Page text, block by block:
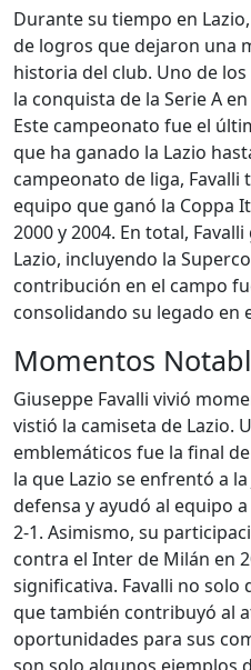
Durante su tiempo en
de logros que dejaron una
historia del club. Uno de
la conquista de la Serie A
Este campeonato fue el
que ha ganado la Lazio
campeonato de liga,
equipo que ganó la Coppa
2000 y 2004. En total,
Lazio, incluyendo la
contribución en el campo
consolidando su legado en
Momentos
Giuseppe Favalli vivió
vistió la camiseta de Lazio.
emblemáticos fue la final
la que Lazio se enfrentó a
defensa y ayudó al equipo
2-1. Asimismo, su
contra el Inter de Milán en
significativa. Favalli no
que también contribuyó al
oportunidades para sus